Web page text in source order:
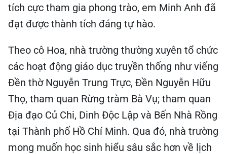
tích cực tham gia phong trào, em Minh Anh đã
đạt được thành tích đáng tự hào.
Theo cô Hoa, nhà trường thường xuyên tổ chức
các hoạt động giáo dục truyền thống như viếng
Đền thờ Nguyễn Trung Trực, Đền Nguyễn Hữu
Thọ, tham quan Rừng tràm Bà Vụ; tham quan
Địa đạo Củ Chi, Dinh Độc Lập và Bến Nhà Rồng
tại Thành phố Hồ Chí Minh. Qua đó, nhà trường
mong muốn học sinh hiểu sâu sắc hơn về lịch